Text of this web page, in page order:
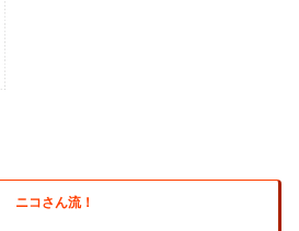
ニコさん流！